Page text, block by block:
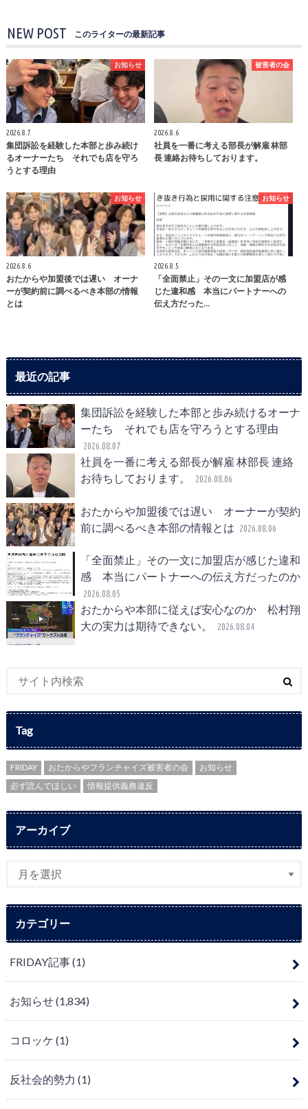
NEW POST このライターの最新記事
お知らせ
2026.8.7
集団訴訟を経験した本部と歩み続け
るオーナーたち それでも店を守ろ
うとする理由
被害者の会
2026.8.6
社員を一番に考える部長が解雇 林部
長 連絡お待ちしております。
お知らせ
2026.8.6
おたからや加盟後では遅い オーナ
ーが契約前に調べるべき本部の情報
とは
お知らせ
2026.8.5
「全面禁止」その一文に加盟店が感
じた違和感 本当にパートナーへの
伝え方だった…
最近の記事
集団訴訟を経験した本部と歩み続けるオーナ
ーたち それでも店を守ろうとする理由
2026.08.07
社員を一番に考える部長が解雇 林部長 連絡
お待ちしております。
2026.08.06
おたからや加盟後では遅い オーナーが契約
前に調べるべき本部の情報とは 2026.08.06
「全面禁止」その一文に加盟店が感じた違和
感 本当にパートナーへの伝え方だったのか
2026.08.05
おたからや本部に従えば安心なのか 松村翔
大の実力は期待できない。
2026.08.04
Tag
FRIDAY おたからやフランチャイズ被害者の会
お知らせ
必ず読んでほしい
情報提供義務違反
アーカイブ
カテゴリー
FRIDAY記事(1)
お知らせ(1,834)
コロッケ (1)
反社会的勢力 (1)